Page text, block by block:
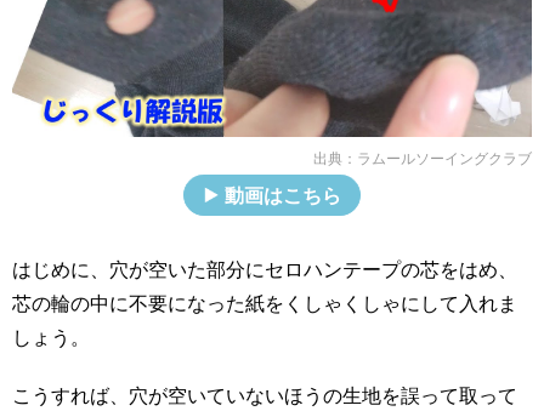
出典： ラムールソーイングクラブ
動画はこちら
はじめに、穴が空いた部分にセロハンテープの芯をはめ、
芯の輪の中に不要になった紙をくしゃくしゃにして入れま
しょう。
こうすれば、穴が空いていないほうの生地を誤って取って